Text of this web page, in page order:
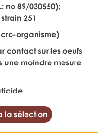
no 89/030550);
251
organisme)
contact sur les oeufs
une moindre mesure
la sélection